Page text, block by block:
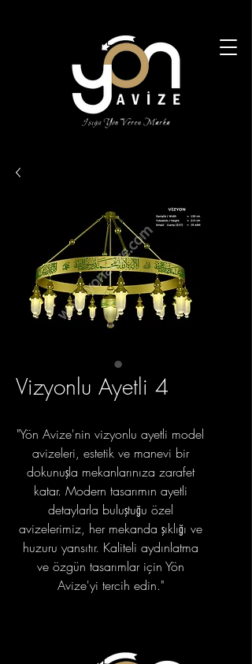
Vizyonlu Ayetli 4
"Yön Avize'nin vizyonlu ayetli model
avizeleri, estetik ve manevi bir
dokunuşla mekanlarınıza zarafet
katar. Modern tasarımın ayetli
detaylarla buluştuğu özel
avizelerimiz, her mekanda şıklığı ve
huzuru yansıtır. Kaliteli aydınlatma
ve özgün tasarımlar için Yön
Avize'yi tercih edin."